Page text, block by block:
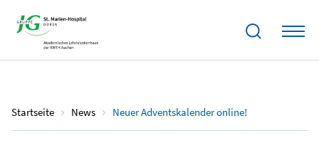
Startseite News Neuer Adventskalender online!
01.12.2023